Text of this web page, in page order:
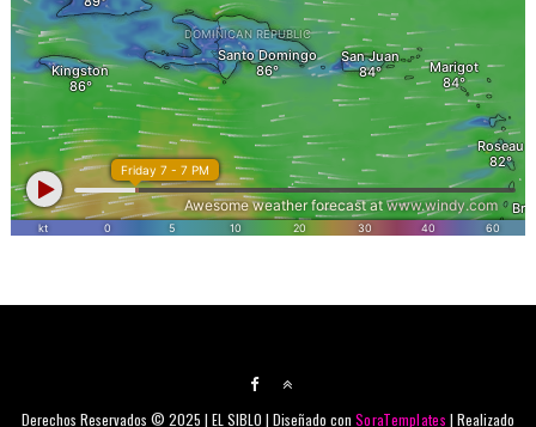
Derechos Reservados © 2025 | EL SIBLO | Diseñado conSoraTemplates | Realizado